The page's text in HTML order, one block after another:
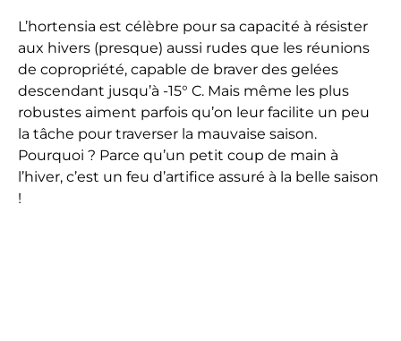
L’hortensia est célèbre pour sa capacité à résister
aux hivers (presque) aussi rudes que les réunions
de copropriété, capable de braver des gelées
descendant jusqu’à -15° C. Mais même les plus
robustes aiment parfois qu’on leur facilite un peu
la tâche pour traverser la mauvaise saison.
Pourquoi ? Parce qu’un petit coup de main à
l’hiver, c’est un feu d’artifice assuré à la belle saison
!